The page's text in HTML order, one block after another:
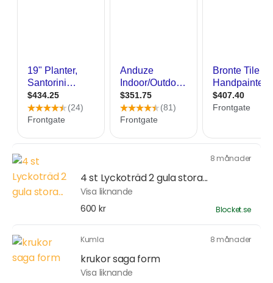
8 månader
4 st Lyckoträd 2 gula stora...
Visa liknande
600 kr
Blocket.se
Kumla 8 månader
krukor saga form
Visa liknande